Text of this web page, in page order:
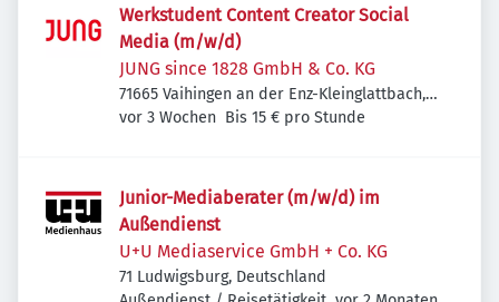
Werkstudent Content Creator Social
Media (m/w/d)
JUNG since 1828 GmbH & Co. KG
71665 Vaihingen an der Enz-Kleinglattbach,
Deutschland
Veröffentlicht
vor 3 Wochen Bis 15 € pro Stunde
Junior-Mediaberater (m/w/d) im
Außendienst
U+U Mediaservice GmbH + Co. KG
71 Ludwigsburg, Deutschland